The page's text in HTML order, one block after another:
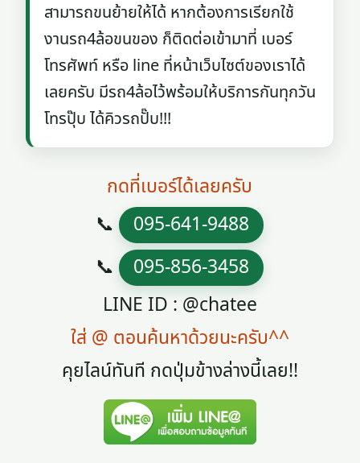
สามารถขนย้ายให้ได้ หากต้องการเรียกใช้
งานรถ4ล้อขนของ ก็ติดต่อเข้ามาที่ เบอร์
โทรศัพท์ หรือ line ที่หน้าเว็บไซต์ของเราได้
เลยครับ มีรถ4ล้อไว้พร้อมให้บริการกันทุกวัน
โทรปุ๊บ ได้คิวรถปั๊บ!!!
กดที่เบอร์ได้เลยครับ
📞 095-641-9488
📞 095-856-3458
LINE ID : @chatee
ใส่ @ ตอนค้นหาด้วยนะครับ^^
คุยไลน์ทันที กดปุ่มข้างล่างนี้เลย!!